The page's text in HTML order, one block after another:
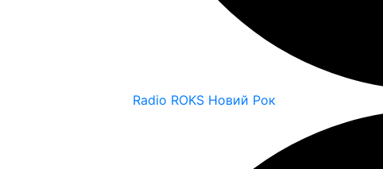
Radio ROKS Новий Рок